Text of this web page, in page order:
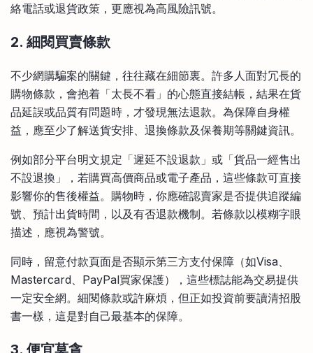
絡電話或退貨政策，更應視為高風險訊號。
2. 細閱買賣條款
不少網購騙案的關鍵，往往藏在細節裏。許多人面對冗長的
購物條款，會抱着「太長不看」的心態直接結帳，結果在貨
品延誤或品質有問題時，才發現無法退款。為保障自身權
益，應至少了解送貨安排、退換條款及保養期等關鍵資訊。
例如部分平台明文規定「遲延不設退款」或「貨品一經售出
不設退換」，若購買高價商品或電子產品，這些條款可直接
影響你的售後權益。購物時，你應確認賣家是否提供追蹤編
號、預計出貨時間，以及有否退款機制。若條款以模糊字眼
描述，應視為警號。
同時，留意付款頁面是否顯示第三方支付保障（如Visa、
Mastercard、PayPal買家保護），這些標誌能為交易提供
一定安全網。細閱條款或許麻煩，但正如投資前要讀清招股
書一樣，這是對自己最基本的保障。
3. 便宜莫貪